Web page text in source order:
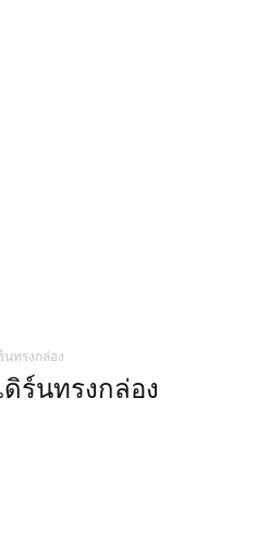
ทรงกล่อง
ร์นทรงกล่อง